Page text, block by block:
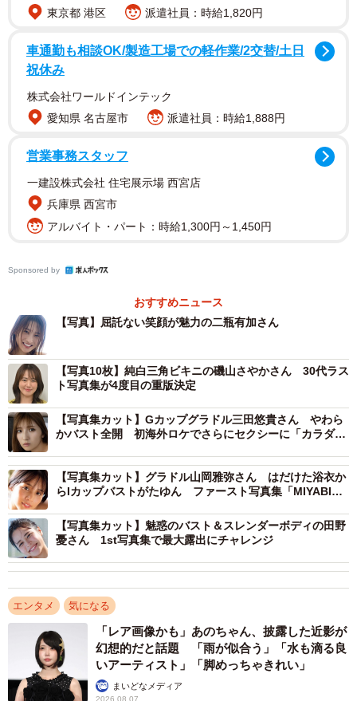
にへいゆうか 29歳 1995年10月20日生まれ 東京都出
としてデビュー。2021年のグループ解散後は女優やタレン
トとして活動し、「佐久間宣行のNOBROCK TV」で2023
年に大ブレイク。自身の公式Youtubeチャンネル「二瓶有加
ch」でも活躍中。最新情報は、公式
Instagram（@niheiyuka.official）にて
東京都 港区
派遣社員：時給1,820円
車通勤も相談OK/製造工場での軽作業/2交替/土日
祝休み
株式会社ワールドインテック
愛知県 名古屋市
派遣社員：時給1,888円
営業事務スタッフ
一建設株式会社 住宅展示場 西宮店
兵庫県 西宮市
アルバイト・パート：時給1,300円～1,450円
Sponsored by
おすすめニュース
【写真】屈託ない笑顔が魅力の二瓶有加さん
【写真10枚】純白三角ビキニの磯山さやかさん 30代ラス
ト写真集が4度目の重版決定
【写真集カット】Gカップグラドル三田悠貴さん やわら
かバスト全開 初海外ロケでさらにセクシーに「カラダも
【写真集カット】グラドル山岡雅弥さん はだけた浴衣か
らIカップバストがたゆん ファースト写真集「MIYABI
【写真集カット】魅惑のバスト＆スレンダーボディの田野
憂さん 1st写真集で最大露出にチャレンジ
エンタメ 気になる
「レア画像かも」あのちゃん、披露した近影が
幻想的だと話題 「雨が似合う」「水も滴る良
いアーティスト」「脚めっちゃきれい」
まいどなメディア